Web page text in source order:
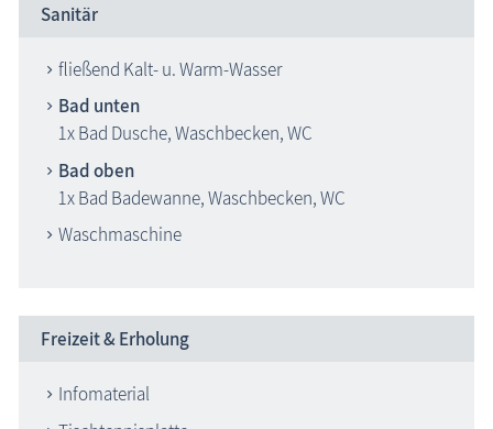
Sanitär
fließend Kalt- u. Warm-Wasser
Bad unten
1x Bad Dusche, Waschbecken, WC
Bad oben
1x Bad Badewanne, Waschbecken, WC
Waschmaschine
Freizeit & Erholung
Infomaterial